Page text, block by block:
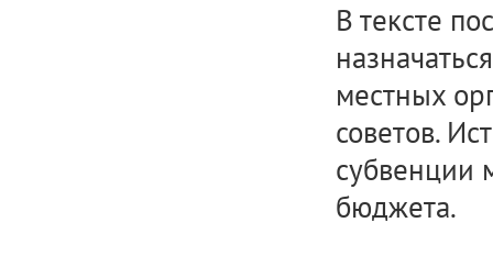
В тексте
местных
советов.
субвенции
бюджета.